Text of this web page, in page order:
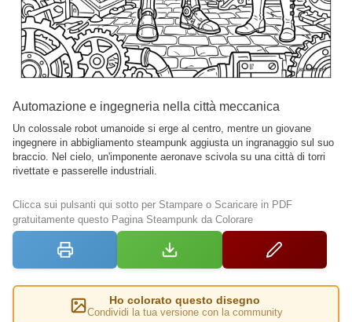
Automazione e ingegneria nella città meccanica
Un colossale robot umanoide si erge al centro, mentre un giovane
ingegnere in abbigliamento steampunk aggiusta un ingranaggio sul suo
braccio. Nel cielo, un'imponente aeronave scivola su una città di torri
rivettate e passerelle industriali.
Clicca sui pulsanti qui sotto per Stampare o Scaricare in PDF
gratuitamente questo Pagina Steampunk da Colorare
Ho colorato questo disegno
Condividi la tua versione con la community